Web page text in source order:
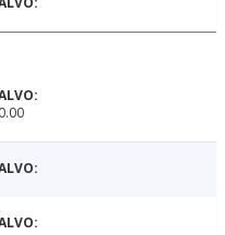
0.00